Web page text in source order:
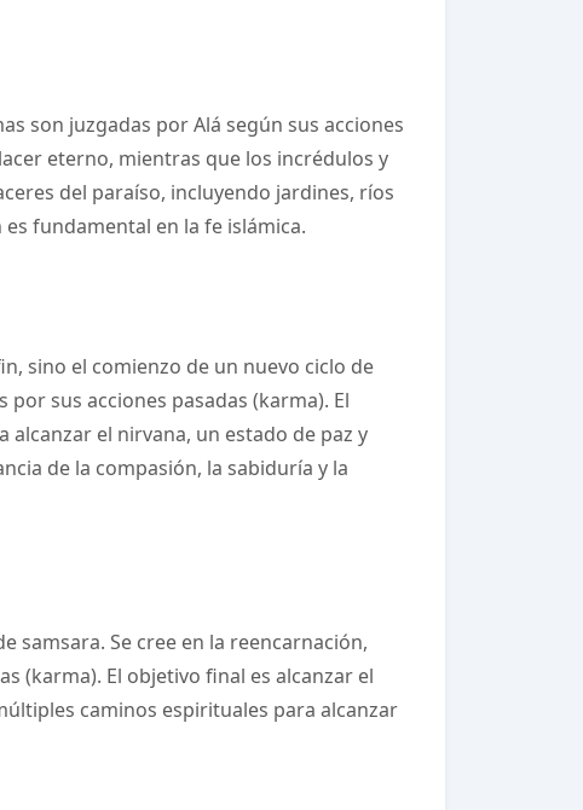
son juzgadas por Alá según sus acciones
eterno, mientras que los incrédulos y
del paraíso, incluyendo jardines, ríos
fundamental en la fe islámica.
sino el comienzo de un nuevo ciclo de
sus acciones pasadas (karma). El
el nirvana, un estado de paz y
de la compasión, la sabiduría y la
samsara. Se cree en la reencarnación,
(karma). El objetivo final es alcanzar el
caminos espirituales para alcanzar